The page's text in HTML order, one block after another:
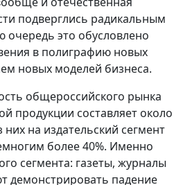
подверглись радикальным
это обусловлено
в полиграфию новых
новых моделей бизнеса.
общероссийского рынка
продукции составляет около
них на издательский сегмент
более 40%. Именно
сегмента: газеты, журналы
демонстрировать падение